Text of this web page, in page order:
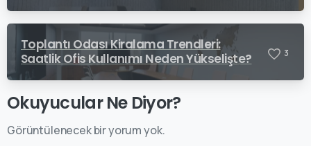
Toplantı Odası Kiralama Trendleri:
Saatlik Ofis Kullanımı Neden Yükselişte?
3
Okuyucular Ne Diyor?
Görüntülenecek bir yorum yok.